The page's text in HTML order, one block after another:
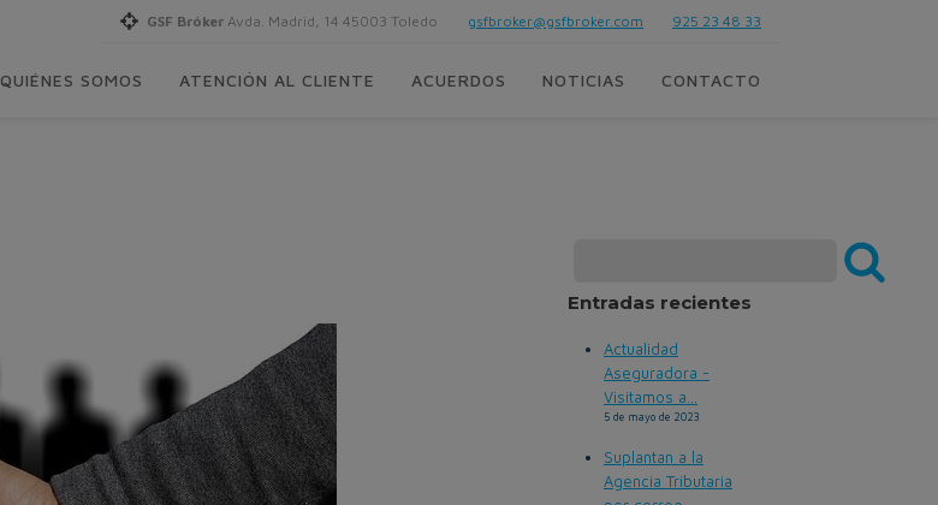
GSF Bróker Avda. Madrid, 14 45003 Toledo gsfbroker@gsfbroker.com 925 23 48 33
QUIÉNES SOMOS ATENCIÓN AL CLIENTE ACUERDOS NOTICIAS CONTACTO
Entradas recientes
Actualidad
Aseguradora -
Visitamos a...
5 de mayo de 2023
Suplantan a la
Agencia Tributaria